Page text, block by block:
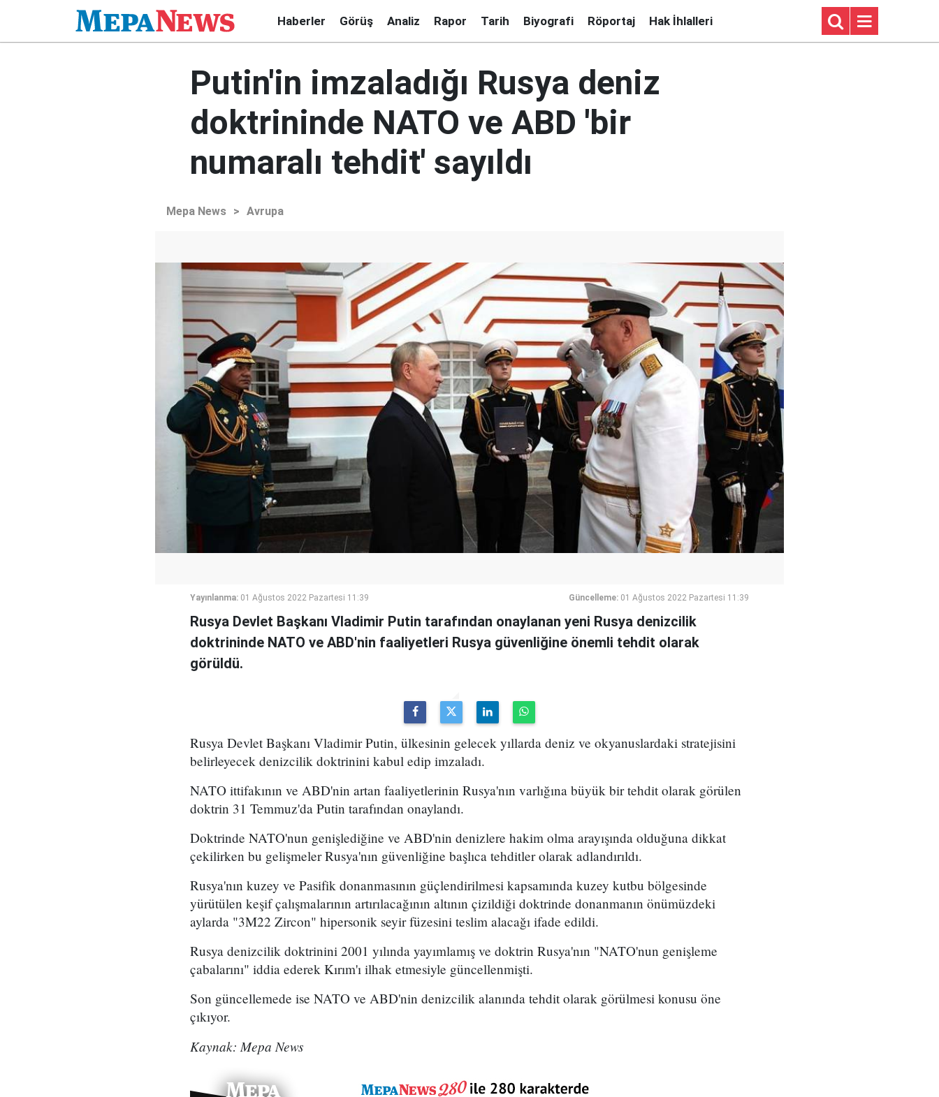
Haberler Görüş Analiz Rapor Tarih Biyografi Röportaj Hak İhlalleri
Putin'in imzaladığı Rusya deniz
doktrininde NATO ve ABD 'bir
numaralı tehdit' sayıldı
Mepa News > Avrupa
Yayınlanma: 01 Ağustos 2022 Pazartesi 11:39 Güncelleme: 01 Ağustos 2022 Pazartesi 11:39
Rusya Devlet Başkanı Vladimir Putin tarafından onaylanan yeni Rusya denizcilik
doktrininde NATO ve ABD'nin faaliyetleri Rusya güvenliğine önemli tehdit olarak
görüldü.
Rusya Devlet Başkanı Vladimir Putin, ülkesinin gelecek yıllarda deniz ve okyanuslardaki stratejisini
belirleyecek denizcilik doktrinini kabul edip imzaladı.
NATO ittifakının ve ABD'nin artan faaliyetlerinin Rusya'nın varlığına büyük bir tehdit olarak görülen
doktrin 31 Temmuz'da Putin tarafından onaylandı.
Doktrinde NATO'nun genişlediğine ve ABD'nin denizlere hakim olma arayışında olduğuna dikkat
çekilirken bu gelişmeler Rusya'nın güvenliğine başlıca tehditler olarak adlandırıldı.
Rusya'nın kuzey ve Pasifik donanmasının güçlendirilmesi kapsamında kuzey kutbu bölgesinde
yürütülen keşif çalışmalarının artırılacağının altının çizildiği doktrinde donanmanın önümüzdeki
aylarda "3M22 Zircon" hipersonik seyir füzesini teslim alacağı ifade edildi.
Rusya denizcilik doktrinini 2001 yılında yayımlamış ve doktrin Rusya'nın "NATO'nun genişleme
çabalarını" iddia ederek Kırım'ı ilhak etmesiyle güncellenmişti.
Son güncellemede ise NATO ve ABD'nin denizcilik alanında tehdit olarak görülmesi konusu öne
çıkıyor.
Kaynak: Mepa News